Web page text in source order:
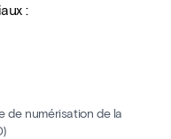
:
de numérisation de la